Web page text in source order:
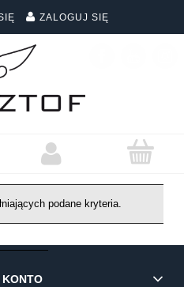
ZALOGUJ SIĘ
ZAMÓWIEŃ
podane kryteria.
KONTO